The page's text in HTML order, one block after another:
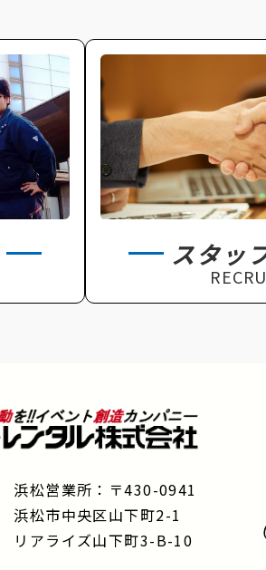
スタッ
浜松営業所：〒430-0941
浜松市中央区山下町2-1
リアライズ山下町3-B-10